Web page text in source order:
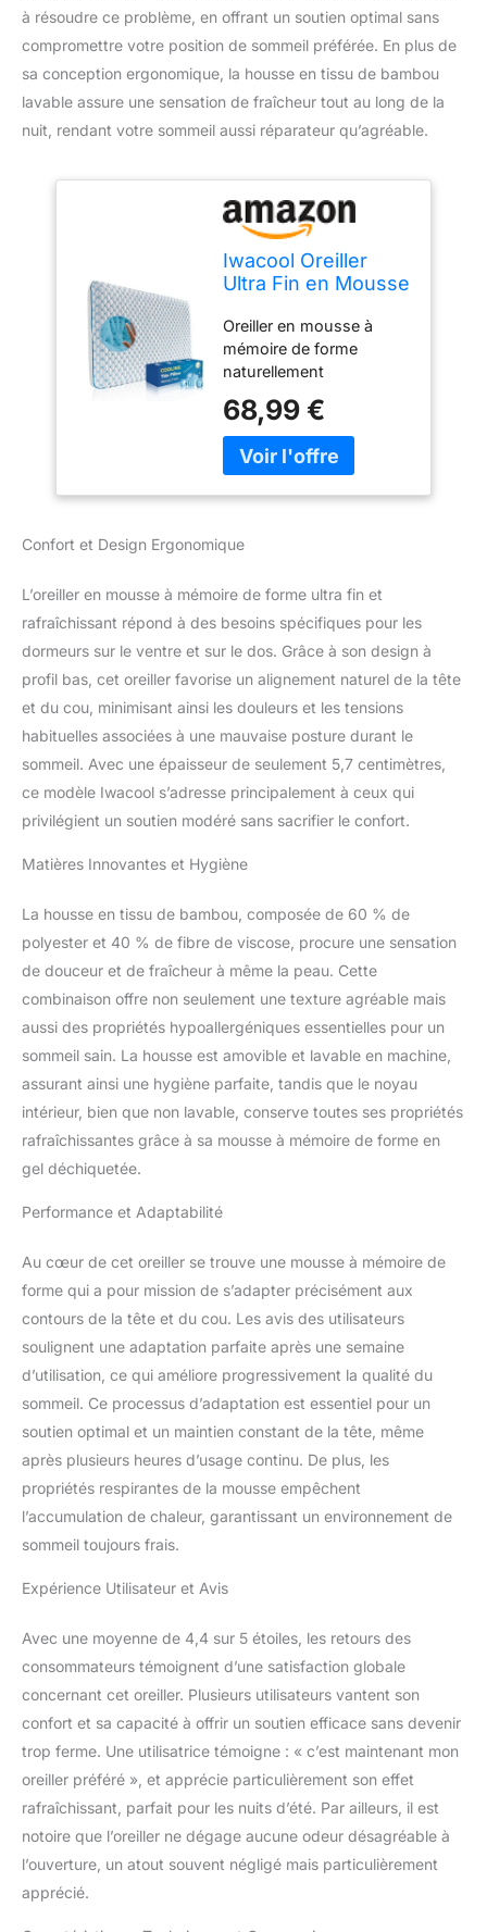
à résoudre ce problème, en offrant un soutien optimal sans
compromettre votre position de sommeil préférée. En plus de
sa conception ergonomique, la housse en tissu de bambou
lavable assure une sensation de fraîcheur tout au long de la
nuit, rendant votre sommeil aussi réparateur qu’agréable.
Iwacool Oreiller
Ultra Fin en Mousse
Forme
rafraîchissante pour
Les Personnes
Dormant sur Le
Ventre et Le
Dos/Oreillers Plats
de 5,7 cm avec
Oreiller en mousse à
mémoire de forme
naturellement
fin est rempli de mousse
à mémoire de forme. Le
rembourrage est équipé
pendant le sommeil. En
glacé soyeux d'un côté
et de la viscose de
bambou douce de
naturels aident à réduire
l'humidité et à créer une
expérience de sommeil
fraîche. Design fin pour
les personnes dormant
sur le ventre et sur le dos
: un coussin relativement
pour un soutien
le sommeil et maintient la
tête, le cou et la colonne
vertébrale dans un
signifie que votre corps
repose dans une « ligne
droite horizontale ».
Vous pouvez placer un
votre ventre, le bas du
dos ou les genoux pour
pression et soutien du
cou : le coussin fin est
qui dort normalement sur
le dos, et remplit l'espace
entre l'arrière de la tête et
le cou, réduisant et
empêchant les tensions
musculaires pour réduire
les ronflements et les
maux de dos. Le coussin
de positionnement sur le
adaptable qu'il peut être
exactement à la taille de
chaque personne
lorsqu'il s'agit de dormir.
Housse amovible et
lavable en machine : la
housse en bambou et
polyester peut aider à
refroidir la nuit. Pour
protéger votre oreiller de
la sueur, de la poussière
et des germes, la housse
68,99 €
Confort et Design Ergonomique
L’oreiller en mousse à mémoire de forme ultra fin et
rafraîchissant répond à des besoins spécifiques pour les
dormeurs sur le ventre et sur le dos. Grâce à son design à
profil bas, cet oreiller favorise un alignement naturel de la tête
et du cou, minimisant ainsi les douleurs et les tensions
habituelles associées à une mauvaise posture durant le
sommeil. Avec une épaisseur de seulement 5,7 centimètres,
ce modèle Iwacool s’adresse principalement à ceux qui
privilégient un soutien modéré sans sacrifier le confort.
Matières Innovantes et Hygiène
La housse en tissu de bambou, composée de 60 % de
polyester et 40 % de fibre de viscose, procure une sensation
de douceur et de fraîcheur à même la peau. Cette
combinaison offre non seulement une texture agréable mais
aussi des propriétés hypoallergéniques essentielles pour un
sommeil sain. La housse est amovible et lavable en machine,
assurant ainsi une hygiène parfaite, tandis que le noyau
intérieur, bien que non lavable, conserve toutes ses propriétés
rafraîchissantes grâce à sa mousse à mémoire de forme en
gel déchiquetée.
Performance et Adaptabilité
Au cœur de cet oreiller se trouve une mousse à mémoire de
forme qui a pour mission de s’adapter précisément aux
contours de la tête et du cou. Les avis des utilisateurs
soulignent une adaptation parfaite après une semaine
d’utilisation, ce qui améliore progressivement la qualité du
sommeil. Ce processus d’adaptation est essentiel pour un
soutien optimal et un maintien constant de la tête, même
après plusieurs heures d’usage continu. De plus, les
propriétés respirantes de la mousse empêchent
l’accumulation de chaleur, garantissant un environnement de
sommeil toujours frais.
Expérience Utilisateur et Avis
Avec une moyenne de 4,4 sur 5 étoiles, les retours des
consommateurs témoignent d’une satisfaction globale
concernant cet oreiller. Plusieurs utilisateurs vantent son
confort et sa capacité à offrir un soutien efficace sans devenir
trop ferme. Une utilisatrice témoigne : « c’est maintenant mon
oreiller préféré », et apprécie particulièrement son effet
rafraîchissant, parfait pour les nuits d’été. Par ailleurs, il est
notoire que l’oreiller ne dégage aucune odeur désagréable à
l’ouverture, un atout souvent négligé mais particulièrement
apprécié.